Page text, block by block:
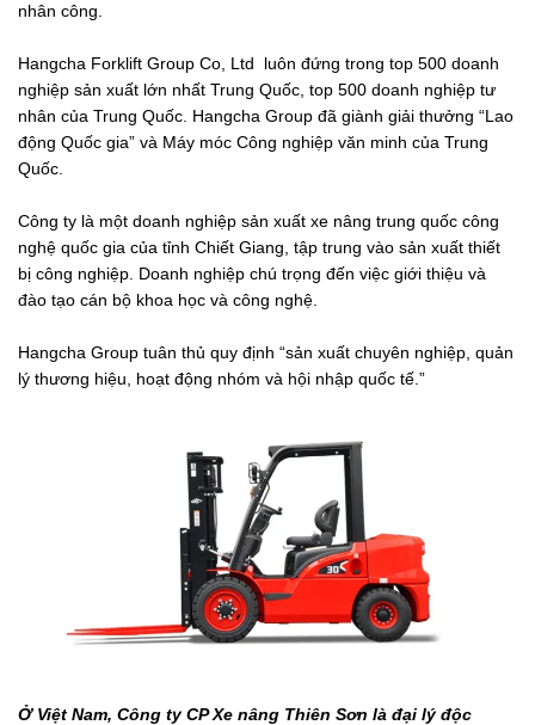
nhân công.
Hangcha Forklift Group Co, Ltd luôn đứng trong top 500 doanh
nghiệp sản xuất lớn nhất Trung Quốc, top 500 doanh nghiệp tư
nhân của Trung Quốc. Hangcha Group đã giành giải thưởng “Lao
động Quốc gia” và Máy móc Công nghiệp văn minh của Trung
Quốc.
Công ty là một doanh nghiệp sản xuất xe nâng trung quốc công
nghệ quốc gia của tỉnh Chiết Giang, tập trung vào sản xuất thiết
bị công nghiệp. Doanh nghiệp chú trọng đến việc giới thiệu và
đào tạo cán bộ khoa học và công nghệ.
Hangcha Group tuân thủ quy định “sản xuất chuyên nghiệp, quản
lý thương hiệu, hoạt động nhóm và hội nhập quốc tế.”
Ở Việt Nam, Công ty CP Xe nâng Thiên Sơn là đại lý độc